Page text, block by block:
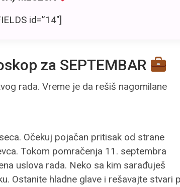
id=”14″]
za SEPTEMBAR
rada. Vreme je da rešiš nagomilane
Očekuj pojačan pritisak od strane
Tokom pomračenja 11. septembra
uslova rada. Neko sa kim sarađuješ
Ostanite hladne glave i rešavajte stvari